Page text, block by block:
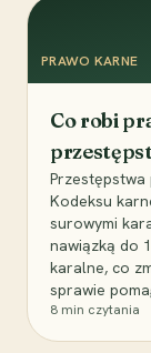
PRAWO KARNE
Co robi
Przestępstwa
Kodeksu
surowymi
nawiązką do
karalne, co
sprawie
8 min czytania